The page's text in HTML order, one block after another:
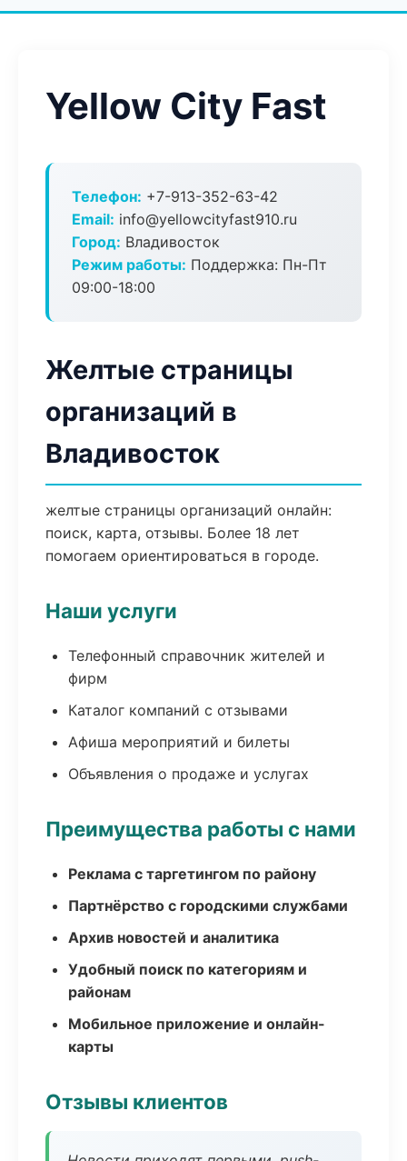
Yellow City Fast
Телефон: +7-913-352-63-42
Email: info@yellowcityfast910.ru
Город: Владивосток
Режим работы: Поддержка: Пн-Пт
09:00-18:00
Желтые страницы
организаций в
Владивосток
желтые страницы организаций онлайн:
поиск, карта, отзывы. Более 18 лет
помогаем ориентироваться в городе.
Наши услуги
Телефонный справочник жителей и
фирм
Каталог компаний с отзывами
Афиша мероприятий и билеты
Объявления о продаже и услугах
Преимущества работы с нами
Реклама с таргетингом по району
Партнёрство с городскими службами
Архив новостей и аналитика
Удобный поиск по категориям и
районам
Мобильное приложение и онлайн-
карты
Отзывы клиентов